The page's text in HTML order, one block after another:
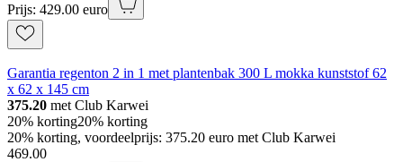
Prijs: 429.00 euro
Garantia regenton 2 in 1 met plantenbak 300 L mokka kunststof 62
x 62 x 145 cm
375.20 met Club Karwei
20% korting20% korting
20% korting, voordeelprijs: 375.20 euro met Club Karwei
469.00